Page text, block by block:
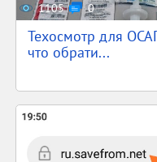
1105 0
Техосмотр для
что обрати...